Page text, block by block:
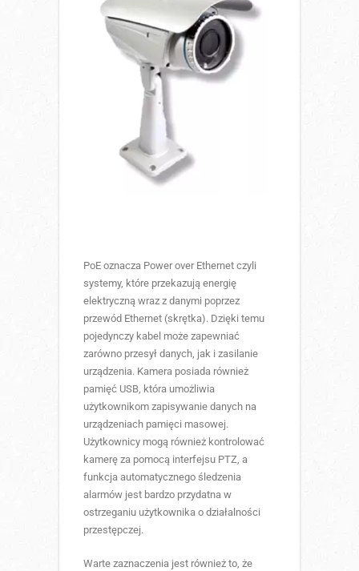
PoE oznacza Power over Ethernet czyli
systemy, które przekazują energię
elektryczną wraz z danymi poprzez
przewód Ethernet (skrętka). Dzięki temu
pojedynczy kabel może zapewniać
zarówno przesył danych, jak i zasilanie
urządzenia. Kamera posiada również
pamięć USB, która umożliwia
użytkownikom zapisywanie danych na
urządzeniach pamięci masowej.
Użytkownicy mogą również kontrolować
kamerę za pomocą interfejsu PTZ, a
funkcja automatycznego śledzenia
alarmów jest bardzo przydatna w
ostrzeganiu użytkownika o działalności
przestępczej.
Warte zaznaczenia jest również to, że